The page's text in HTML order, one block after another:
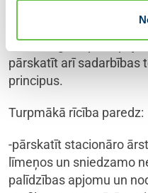
turpmāk stiprinātu
vienmērīgāku
pārskatīt arī sadarbības
principus.
Turpmākā rīcība paredz:
-pārskatīt stacionāro
līmeņos un sniedzamo
palīdzības apjomu un